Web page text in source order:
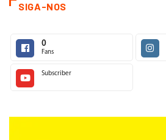
SIGA-NOS
0
Fans
Subscriber